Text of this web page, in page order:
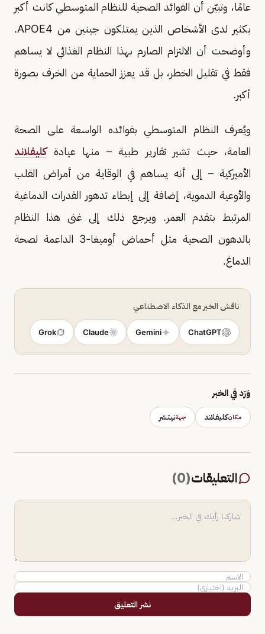
عامًا، وتبيّن أن الفوائد الصحية للنظام المتوسطي كانت أكبر
بكثير لدى الأشخاص الذين يمتلكون جينين من APOE4.
وأوضحت أن الالتزام الصارم بهذا النظام الغذائي لا يساهم
فقط في تقليل الخطر، بل قد يعزز الحماية من الخرف بصورة
أكبر.
ويُعرف النظام المتوسطي بفوائده الواسعة على الصحة
العامة، حيث تشير تقارير طبية – منها عيادةكليفلاند
الأميركية – إلى أنه يساهم في الوقاية من أمراض القلب
والأوعية الدموية، إضافة إلى إبطاء تدهور القدرات الدماغية
المرتبط بتقدم العمر. ويرجع ذلك إلى غنى هذا النظام
بالدهون الصحية مثل أحماض أوميغا-3 الداعمة لصحة
الدماغ.
ناقش الخبر مع الذكاء الاصطناعي
ChatGPT
Gemini
Claude
Grok
وَرَد في الخبر
مكانكليفلاند جهةنيتشر
التعليقات(
0
)
نشر التعليق